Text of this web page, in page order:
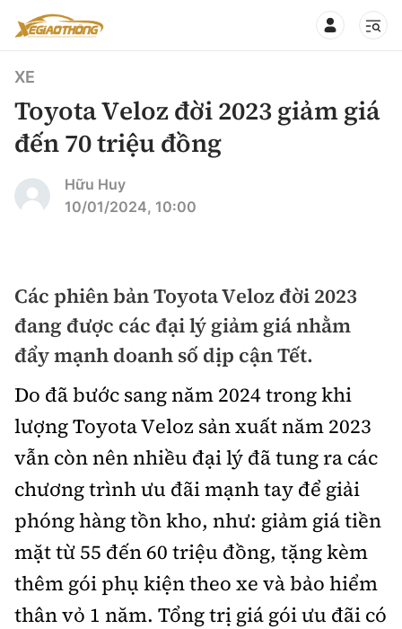
360° xe
Hạ tầng phương tiện
Góc nhìn
Xe du lịch
Xe chuyên dụng
Xe máy
Đánh giá xe
Đánh giá xe mới
So sánh
Xếp hạng xe
Lái mới
Tư vấn sử dụng
Chọn xe
Lái xe an toàn
Bảo hiểm xe
Sản phẩm bảo hiểm
Bồi thường bảo hiểm
Xe xanh
Video
Review xe
Giới thiệu xe
Ảnh
Ô tô
XE
Toyota Veloz đời 2023 giảm giá
đến 70 triệu đồng
Hữu Huy
10/01/2024, 10:00
Các phiên bản Toyota Veloz đời 2023
đang được các đại lý giảm giá nhằm
đẩy mạnh doanh số dịp cận Tết.
Do đã bước sang năm 2024 trong khi
lượng Toyota Veloz sản xuất năm 2023
vẫn còn nên nhiều đại lý đã tung ra các
chương trình ưu đãi mạnh tay để giải
phóng hàng tồn kho, như: giảm giá tiền
mặt từ 55 đến 60 triệu đồng, tặng kèm
thêm gói phụ kiện theo xe và bảo hiểm
thân vỏ 1 năm. Tổng trị giá gói ưu đãi có